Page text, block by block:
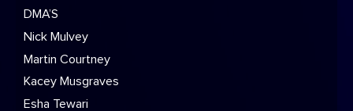
DMA’S
Nick Mulvey
Martin Courtney
Kacey Musgraves
Esha Tewari